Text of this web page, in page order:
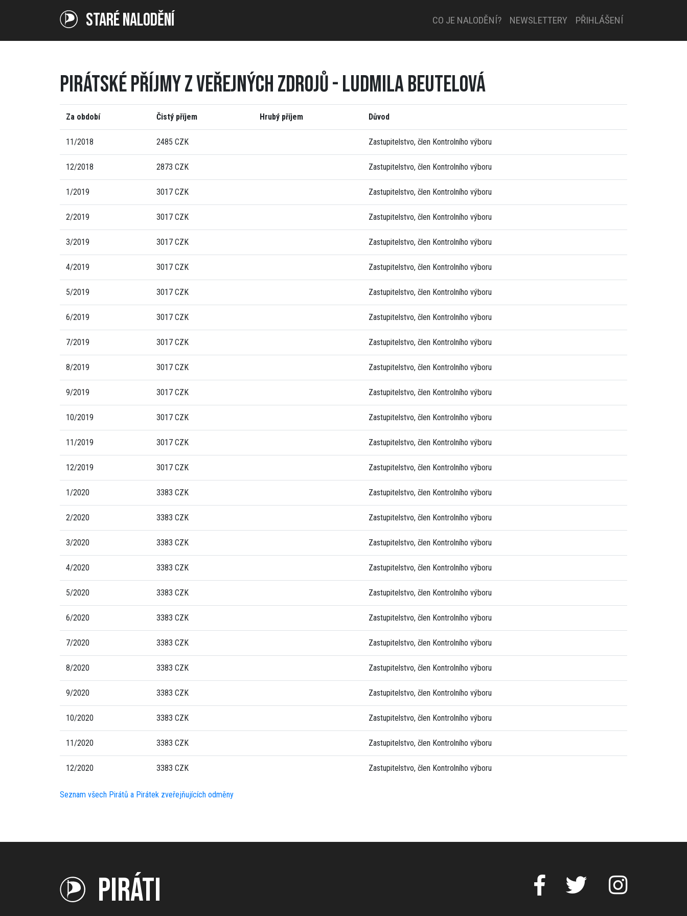
STARÉ NALODĚNÍ CO JE NALODĚNÍ? NEWSLETTERY PŘIHLÁŠENÍ
PIRÁTSKÉ PŘÍJMY Z VEŘEJNÝCH ZDROJŮ - LUDMILA BEUTELOVÁ
Za období Čistý příjem Hrubý příjem Důvod
11/2018 2485 CZK Zastupitelstvo, člen Kontrolního výboru
12/2018 2873 CZK Zastupitelstvo, člen Kontrolního výboru
1/2019 3017 CZK Zastupitelstvo, člen Kontrolního výboru
2/2019 3017 CZK Zastupitelstvo, člen Kontrolního výboru
3/2019 3017 CZK Zastupitelstvo, člen Kontrolního výboru
4/2019 3017 CZK Zastupitelstvo, člen Kontrolního výboru
5/2019 3017 CZK Zastupitelstvo, člen Kontrolního výboru
6/2019 3017 CZK Zastupitelstvo, člen Kontrolního výboru
7/2019 3017 CZK Zastupitelstvo, člen Kontrolního výboru
8/2019 3017 CZK Zastupitelstvo, člen Kontrolního výboru
9/2019 3017 CZK Zastupitelstvo, člen Kontrolního výboru
10/2019 3017 CZK Zastupitelstvo, člen Kontrolního výboru
11/2019 3017 CZK Zastupitelstvo, člen Kontrolního výboru
12/2019 3017 CZK Zastupitelstvo, člen Kontrolního výboru
1/2020 3383 CZK Zastupitelstvo, člen Kontrolního výboru
2/2020 3383 CZK Zastupitelstvo, člen Kontrolního výboru
3/2020 3383 CZK Zastupitelstvo, člen Kontrolního výboru
4/2020 3383 CZK Zastupitelstvo, člen Kontrolního výboru
5/2020 3383 CZK Zastupitelstvo, člen Kontrolního výboru
6/2020 3383 CZK Zastupitelstvo, člen Kontrolního výboru
7/2020 3383 CZK Zastupitelstvo, člen Kontrolního výboru
8/2020 3383 CZK Zastupitelstvo, člen Kontrolního výboru
9/2020 3383 CZK Zastupitelstvo, člen Kontrolního výboru
10/2020 3383 CZK Zastupitelstvo, člen Kontrolního výboru
11/2020 3383 CZK Zastupitelstvo, člen Kontrolního výboru
12/2020 3383 CZK Zastupitelstvo, člen Kontrolního výboru
Seznam všech Pirátů a Pirátek zveřejňujících odměny
PIRÁTI